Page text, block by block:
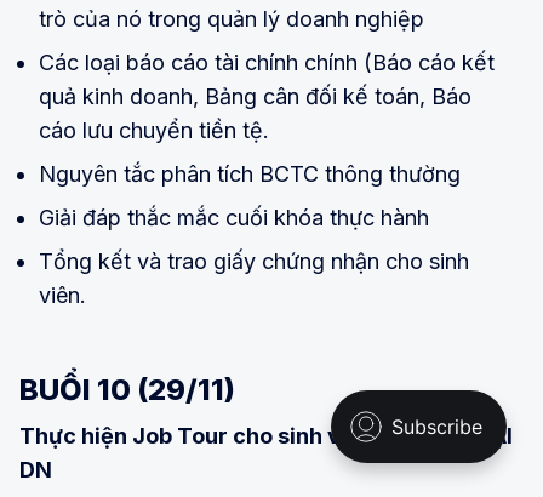
trò của nó trong quản lý doanh nghiệp
Các loại báo cáo tài chính chính (Báo cáo kết
quả kinh doanh, Bảng cân đối kế toán, Báo
cáo lưu chuyển tiền tệ.
Nguyên tắc phân tích BCTC thông thường
Giải đáp thắc mắc cuối khóa thực hành
Tổng kết và trao giấy chứng nhận cho sinh
viên.
BUỔI 10 (29/11)
Thực hiện Job Tour cho sinh viên ( nếu có) TẠI
DN